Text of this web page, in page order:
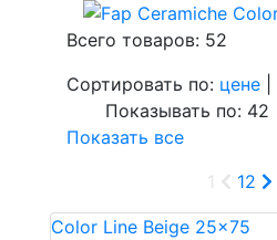
Всего товаров: 52
Сортировать по: цене
Показывать по: 42 |
Показать все
1
12
Color Line Beige 25x75